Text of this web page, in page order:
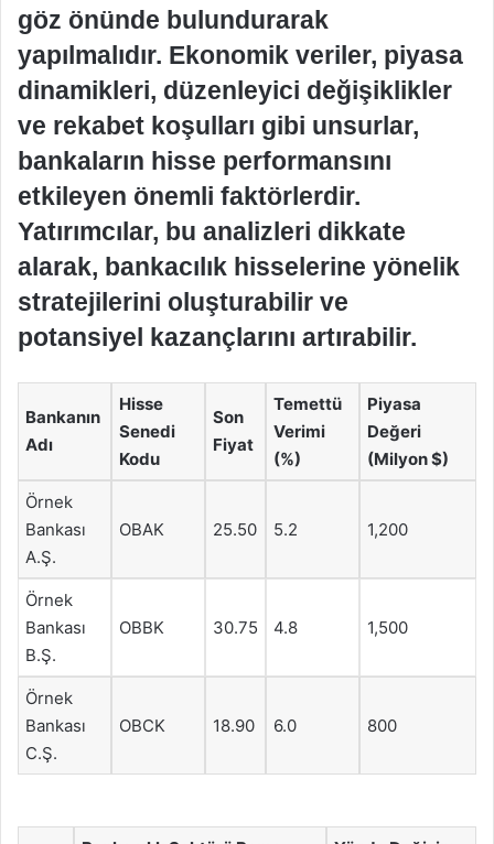
göz önünde bulundurarak
yapılmalıdır. Ekonomik veriler, piyasa
dinamikleri, düzenleyici değişiklikler
ve rekabet koşulları gibi unsurlar,
bankaların hisse performansını
etkileyen önemli faktörlerdir.
Yatırımcılar, bu analizleri dikkate
alarak, bankacılık hisselerine yönelik
stratejilerini oluşturabilir ve
potansiyel kazançlarını artırabilir.
Bankanın
Adı
Hisse
Senedi
Kodu
Son
Fiyat
Temettü
Verimi
(%)
Piyasa
Değeri
(Milyon $)
Örnek
Bankası
A.Ş.
OBAK 25.50 5.2 1,200
Örnek
Bankası
B.Ş.
OBBK 30.75 4.8 1,500
Örnek
Bankası
C.Ş.
OBCK 18.90 6.0 800